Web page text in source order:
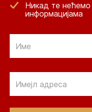
Никад те
информацијама